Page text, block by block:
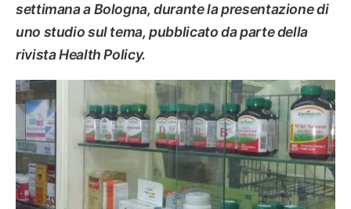
settimana a Bologna, durante la presentazione di
uno studio sul tema, pubblicato da parte della
rivista Health Policy.
SALUTE